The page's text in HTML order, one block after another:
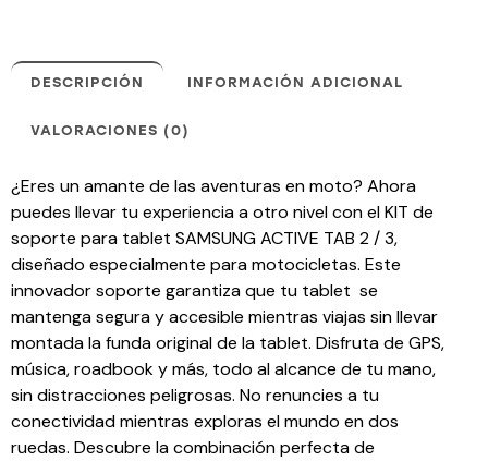
DESCRIPCIÓN INFORMACIÓN ADICIONAL
VALORACIONES (0)
¿Eres un amante de las aventuras en moto? Ahora
puedes llevar tu experiencia a otro nivel con el KIT de
soporte para tablet SAMSUNG ACTIVE TAB 2 / 3,
diseñado especialmente para motocicletas. Este
innovador soporte garantiza que tu tablet se
mantenga segura y accesible mientras viajas sin llevar
montada la funda original de la tablet. Disfruta de GPS,
música, roadbook y más, todo al alcance de tu mano,
sin distracciones peligrosas. No renuncies a tu
conectividad mientras exploras el mundo en dos
ruedas. Descubre la combinación perfecta de